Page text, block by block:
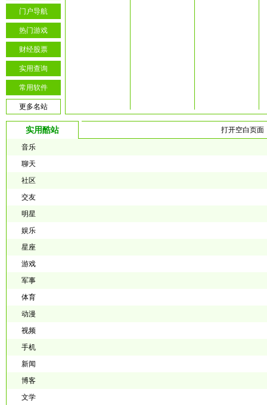
门户导航
热门游戏
财经股票
实用查询
常用软件
更多名站
实用酷站 打开空白页面
音乐
聊天
社区
交友
明星
娱乐
星座
游戏
军事
体育
动漫
视频
手机
新闻
博客
文学